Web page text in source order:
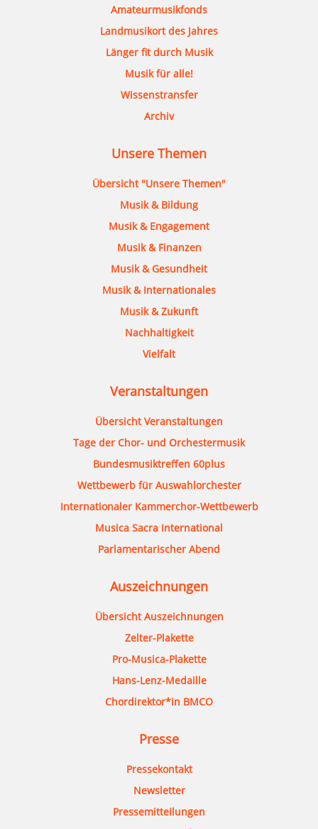
Amateurmusikfonds
Landmusikort des Jahres
Länger fit durch Musik
Musik für alle!
Wissenstransfer
Archiv
Unsere Themen
Übersicht "Unsere Themen"
Musik & Bildung
Musik & Engagement
Musik & Finanzen
Musik & Gesundheit
Musik & Internationales
Musik & Zukunft
Nachhaltigkeit
Vielfalt
Veranstaltungen
Übersicht Veranstaltungen
Tage der Chor- und Orchestermusik
Bundesmusiktreffen 60plus
Wettbewerb für Auswahlorchester
Internationaler Kammerchor-Wettbewerb
Musica Sacra International
Parlamentarischer Abend
Auszeichnungen
Übersicht Auszeichnungen
Zelter-Plakette
Pro-Musica-Plakette
Hans-Lenz-Medaille
Chordirektor*in BMCO
Presse
Pressekontakt
Newsletter
Pressemitteilungen